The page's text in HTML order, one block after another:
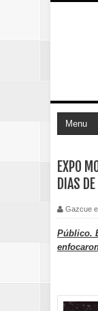
EXPO
DIAS
Gazcue
Público.